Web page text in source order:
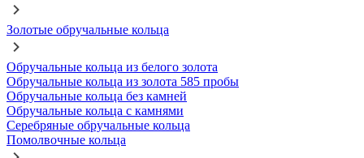
Золотые обручальные кольца
Обручальные кольца из белого золота
Обручальные кольца из золота 585 пробы
Обручальные кольца без камней
Обручальные кольца с камнями
Серебряные обручальные кольца
Помолвочные кольца